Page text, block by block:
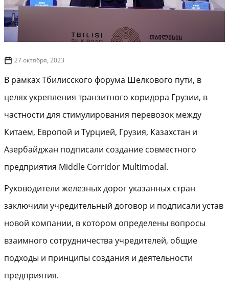
27 октября, 2023
В рамках Тбилисского форума Шелкового пути, в
целях укрепления транзитного коридора Грузии, в
частности для стимулирования перевозок между
Китаем, Европой и Турцией, Грузия, Казахстан и
Азербайджан подписали создание совместного
предприятия Middle Corridor Multimodal.
Руководители железных дорог указанных стран
заключили учредительный договор и подписали устав
новой компании, в котором определены вопросы
взаимного сотрудничества учредителей, общие
подходы и принципы создания и деятельности
предприятия.